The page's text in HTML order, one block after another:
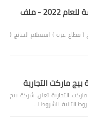
نتائج امتحان الثانوية العامة للعام 2022 - ملف
( قطاع غزة ) استعلام النتائج (
ماركت التجارية
التجارية تعلن شركة بيج
التالية: الشروط ا…